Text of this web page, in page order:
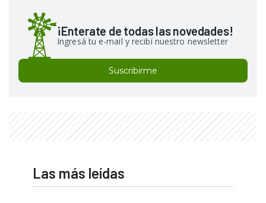
¡Enterate de todas las novedades!
Ingresá tu e-mail y recibí nuestro newsletter
Suscribirme
Las más leídas